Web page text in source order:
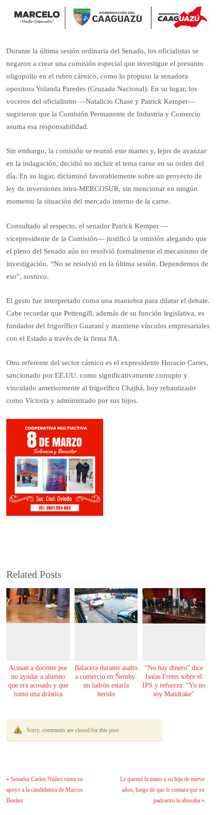
Durante la última sesión ordinaria del Senado, los oficialistas se
negaron a crear una comisión especial que investigue el presunto
oligopolio en el rubro cárnico, como lo propuso la senadora
opositora Yolanda Paredes (Cruzada Nacional). En su lugar, los
voceros del oficialismo —Natalicio Chase y Patrick Kemper—
sugirieron que la Comisión Permanente de Industria y Comercio
asuma esa responsabilidad.
Sin embargo, la comisión se reunió este martes y, lejos de avanzar
en la indagación, decidió no incluir el tema carne en su orden del
día. En su lugar, dictaminó favorablemente sobre un proyecto de
ley de inversiones intra-MERCOSUR, sin mencionar en ningún
momento la situación del mercado interno de la carne.
Consultado al respecto, el senador Patrick Kemper —
vicepresidente de la Comisión— justificó la omisión alegando que
el pleno del Senado aún no resolvió formalmente el mecanismo de
investigación. “No se resolvió en la última sesión. Dependemos de
eso”, sostuvo.
El gesto fue interpretado como una maniobra para dilatar el debate.
Cabe recordar que Pettengill, además de su función legislativa, es
fundador del frigorífico Guaraní y mantiene vínculos empresariales
con el Estado a través de la firma 8A.
Otro referente del sector cárnico es el expresidente Horacio Cartes,
sancionado por EE.UU. como significativamente corrupto y
vinculado anteriormente al frigorífico Chajhá, hoy rebautizado
como Victoria y administrado por sus hijos.
Related Posts
Acusan a docente por
no ayudar a alumno
que era acosado y que
tomó una drástica
Balacera durante asalto
a comercio en Ñemby:
un ladrón estaría
herido
“No hay dinero” dice
Isaías Fretes sobre el
IPS y refuerza: “Yo no
soy Mandrake”
Sorry, comments are closed for this post
«Senador Carlos Núñez suma su
apoyo a la candidatura de Marcos
Benítez
Le quemó la mano a su hija de nueve
años, luego de que le contara que su
padrastro la abusaba»